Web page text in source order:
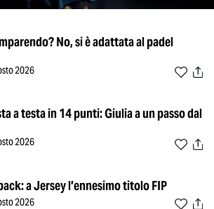
No, si è adattata al padel
2026
a testa in 14 punti: Giulia a un passo dal
2026
a Jersey l’ennesimo titolo FIP
2026